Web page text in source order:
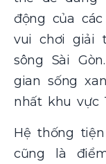
động của
vui chơi giải
sông Sài
gian sống
nhất khu vực
Hệ thống
cũng là